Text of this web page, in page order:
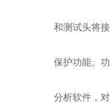
和测试头将
保护功能。
分析软件，